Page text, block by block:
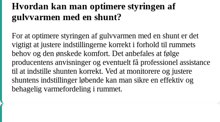
Hvordan kan man optimere styringen af
gulvvarmen med en shunt?
For at optimere styringen af gulvvarmen med en shunt er det
vigtigt at justere indstillingerne korrekt i forhold til rummets
behov og den ønskede komfort. Det anbefales at følge
producentens anvisninger og eventuelt få professionel assistance
til at indstille shunten korrekt. Ved at monitorere og justere
shuntens indstillinger løbende kan man sikre en effektiv og
behagelig varmefordeling i rummet.